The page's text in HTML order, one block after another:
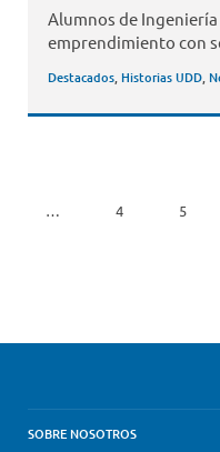
Alumnos de
emprendimiento con
Destacados, Historias UDD,
… 4 5
SOBRE NOSOTROS